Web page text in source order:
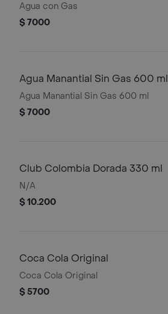
Agua con Gas
$ 7000
Agua Manantial Sin Gas 600 ml
Agua Manantial Sin Gas 600 ml
$ 7000
Club Colombia Dorada 330 ml
N/A
$ 10.200
Coca Cola Original
Coca Cola Original
$ 5700